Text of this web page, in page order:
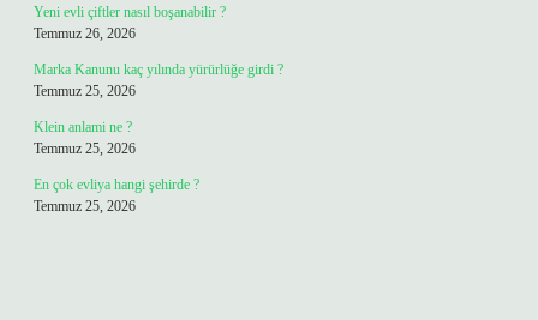
Yeni evli çiftler nasıl boşanabilir ?
Temmuz 26, 2026
Marka Kanunu kaç yılında yürürlüğe girdi ?
Temmuz 25, 2026
Klein anlami ne ?
Temmuz 25, 2026
En çok evliya hangi şehirde ?
Temmuz 25, 2026